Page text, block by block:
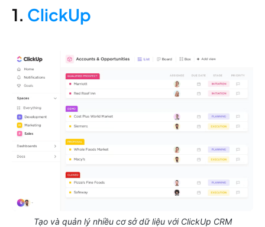
1. ClickUp
Tạo và quản lý nhiều cơ sở dữ liệu với ClickUp CRM